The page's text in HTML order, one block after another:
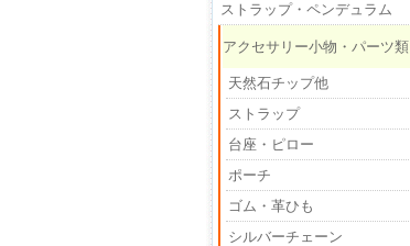
ストラップ・ペンデュラム
アクセサリー小物・パーツ類
天然石チップ他
ストラップ
台座・ピロー
ポーチ
ゴム・革ひも
シルバーチェーン